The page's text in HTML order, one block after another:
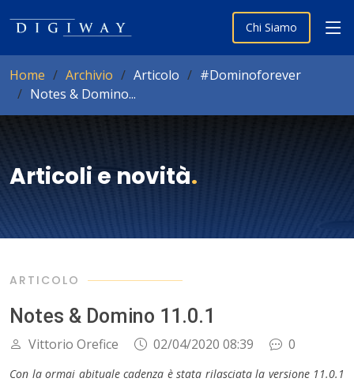
Chi Siamo
Home Archivio Articolo
#Dominoforever
Notes & Domino...
Articoli e novità.
ARTICOLO
Notes & Domino 11.0.1
Vittorio Orefice 02/04/2020 08:39 0
Con la ormai abituale cadenza è stata rilasciata la versione 11.0.1